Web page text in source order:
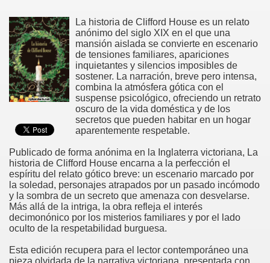
La historia de Clifford House es un relato
anónimo del siglo XIX en el que una
mansión aislada se convierte en escenario
de tensiones familiares, apariciones
inquietantes y silencios imposibles de
sostener. La narración, breve pero intensa,
combina la atmósfera gótica con el
suspense psicológico, ofreciendo un retrato
oscuro de la vida doméstica y de los
secretos que pueden habitar en un hogar
aparentemente respetable.
Publicado de forma anónima en la Inglaterra victoriana, La
historia de Clifford House encarna a la perfección el
espíritu del relato gótico breve: un escenario marcado por
la soledad, personajes atrapados por un pasado incómodo
y la sombra de un secreto que amenaza con desvelarse.
Más allá de la intriga, la obra refleja el interés
decimonónico por los misterios familiares y por el lado
oculto de la respetabilidad burguesa.
Esta edición recupera para el lector contemporáneo una
pieza olvidada de la narrativa victoriana, presentada con